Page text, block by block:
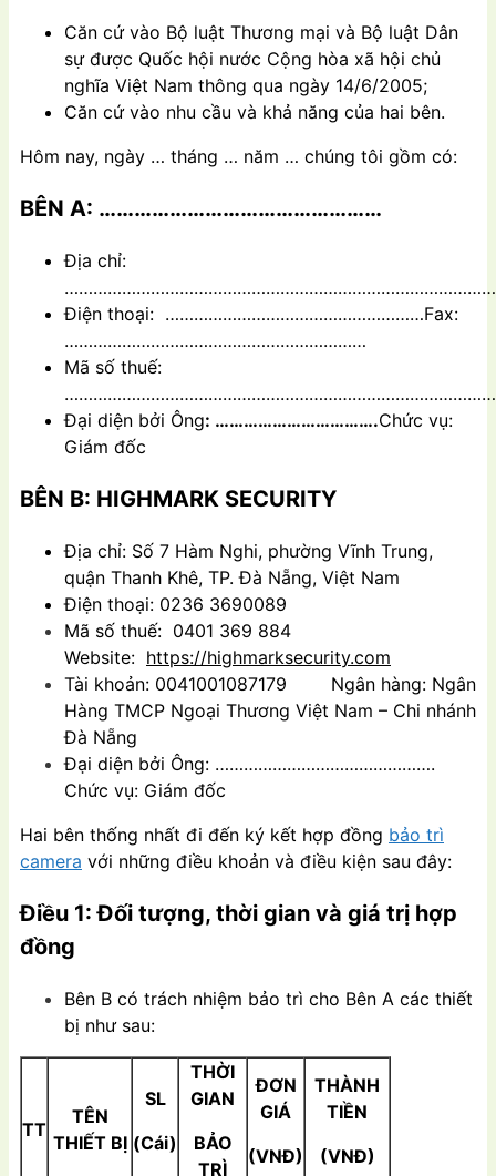
Căn cứ vào Bộ luật Thương mại và Bộ luật Dân
sự được Quốc hội nước Cộng hòa xã hội chủ
nghĩa Việt Nam thông qua ngày 14/6/2005;
Căn cứ vào nhu cầu và khả năng của hai bên.
Hôm nay, ngày … tháng … năm … chúng tôi gồm có:
BÊN A: …………………………………………
Địa chỉ:
Điện thoại: ………………………………………………Fax:
………………………………………………………
Mã số thuế:
Đại diện bởi Ông: …………………………….Chức vụ:
Giám đốc
BÊN B: HIGHMARK SECURITY
Địa chỉ: Số 7 Hàm Nghi, phường Vĩnh Trung,
quận Thanh Khê, TP. Đà Nẵng, Việt Nam
Điện thoại: 0236 3690089
Mã số thuế: 0401 369 884
Website: https://highmarksecurity.com
Tài khoản: 0041001087179 Ngân hàng: Ngân
Hàng TMCP Ngoại Thương Việt Nam – Chi nhánh
Đà Nẵng
Đại diện bởi Ông: ……………………………………….
Chức vụ: Giám đốc
Hai bên thống nhất đi đến ký kết hợp đồng bảo trì
camera với những điều khoản và điều kiện sau đây:
Điều 1: Đối tượng, thời gian và giá trị hợp
đồng
Bên B có trách nhiệm bảo trì cho Bên A các thiết
bị như sau:
TT
TÊN
THIẾT BỊ
SL
(Cái)
THỜI
GIAN
BẢO
TRÌ
ĐƠN
GIÁ
(VNĐ)
THÀNH
TIỀN
(VNĐ)